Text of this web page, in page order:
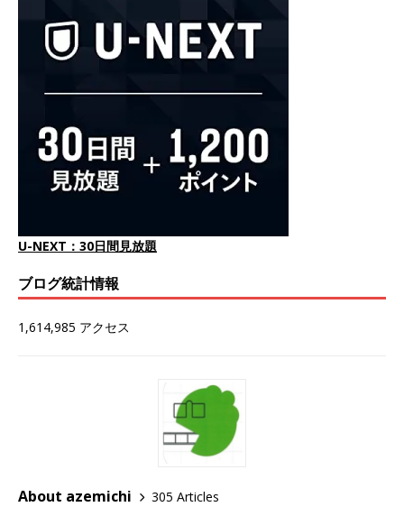
U-NEXT：30日間見放題
ブログ統計情報
1,614,985 アクセス
About azemichi
305 Articles